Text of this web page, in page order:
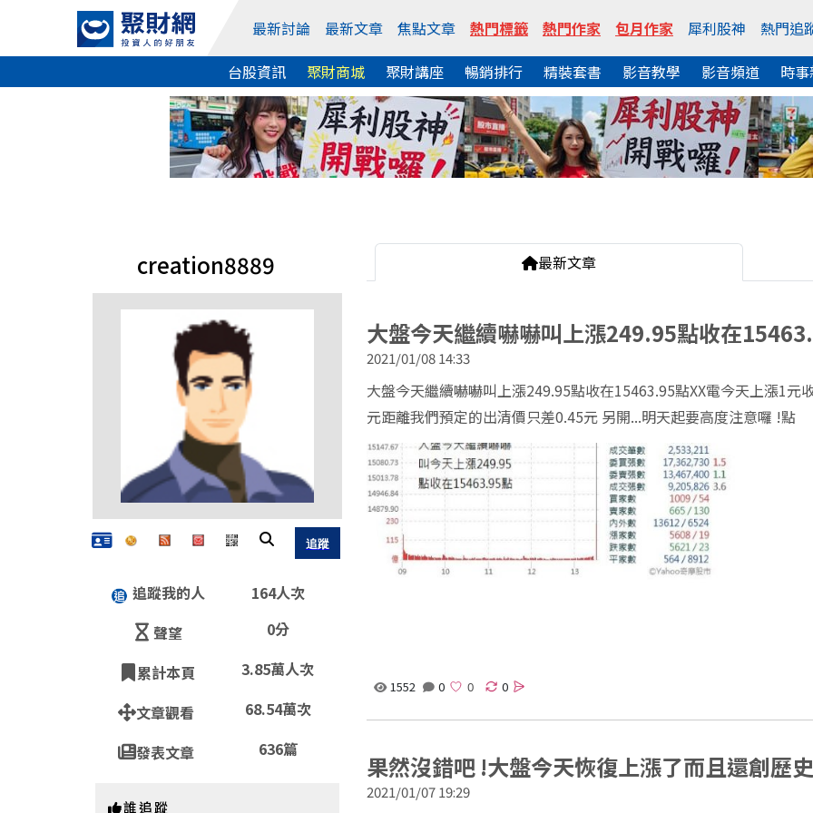
最新討論 最新文章 焦點文章 熱門標籤 熱門作家 包月作家 犀利股神
熱門追
台股資訊
聚財商城 聚財講座 暢銷排行 精裝套書 影音教學 影音頻道 時
creation8889
追蹤我的人
164人次
聲望
0分
累計本頁
3.85萬人次
文章觀看
68.54萬次
發表文章
636篇
誰追蹤
最新文章
大盤今天繼續嚇嚇叫上漲249.95點收在
2021/01/08 14:33
大盤今天繼續嚇嚇叫上漲249.95點收在15463.95點XX電今天上漲1
元距離我們預定的出清價只差0.45元 另開...明天起要高度注意囉 !點
1552 0 0
果然沒錯吧 !大盤今天恢復上漲了而且還創歷
2021/01/07 19:29